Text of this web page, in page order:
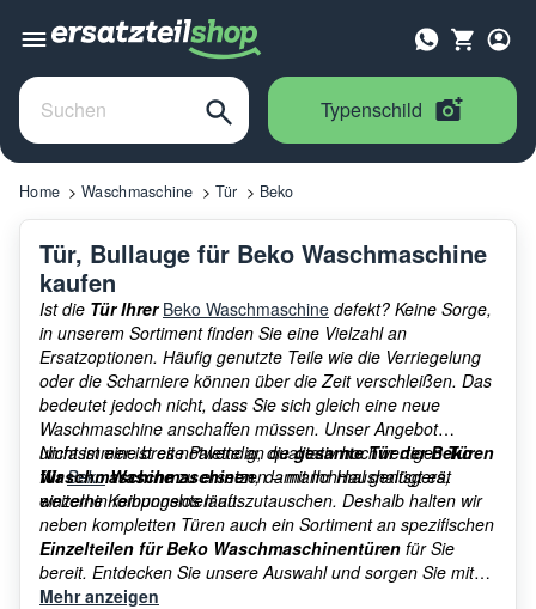
Typenschild
Home Waschmaschine Tür Beko
Tür, Bullauge für Beko Waschmaschine
kaufen
Ist die Tür IhrerBeko Waschmaschine defekt? Keine Sorge,
in unserem Sortiment finden Sie eine Vielzahl an
Ersatzoptionen. Häufig genutzte Teile wie die Verriegelung
oder die Scharniere können über die Zeit verschleißen. Das
bedeutet jedoch nicht, dass Sie sich gleich eine neue
Waschmaschine anschaffen müssen. Unser Angebot
umfasst eine breite Palette an qualitativ hochwertigenTüren
fürBekoWaschmaschinen, damit Ihr Haushaltsgerät
weiterhin reibungslos läuft.
Nicht immer ist es notwendig, diegesamte Tür der Beko
Waschmaschinezu ersetzen – manchmal genügt es,
einzelne Komponenten auszutauschen. Deshalb halten wir
neben kompletten Türen auch ein Sortiment an spezifischen
Einzelteilen für Beko Waschmaschinentüren für Sie
bereit. Entdecken Sie unsere Auswahl und sorgen Sie mit
den richtigen Ersatzteilen dafür, dass Ihre
Mehr anzeigen